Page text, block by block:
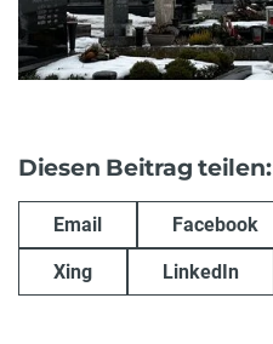
Diesen Beitrag teilen:
Email Facebook
Xing LinkedIn